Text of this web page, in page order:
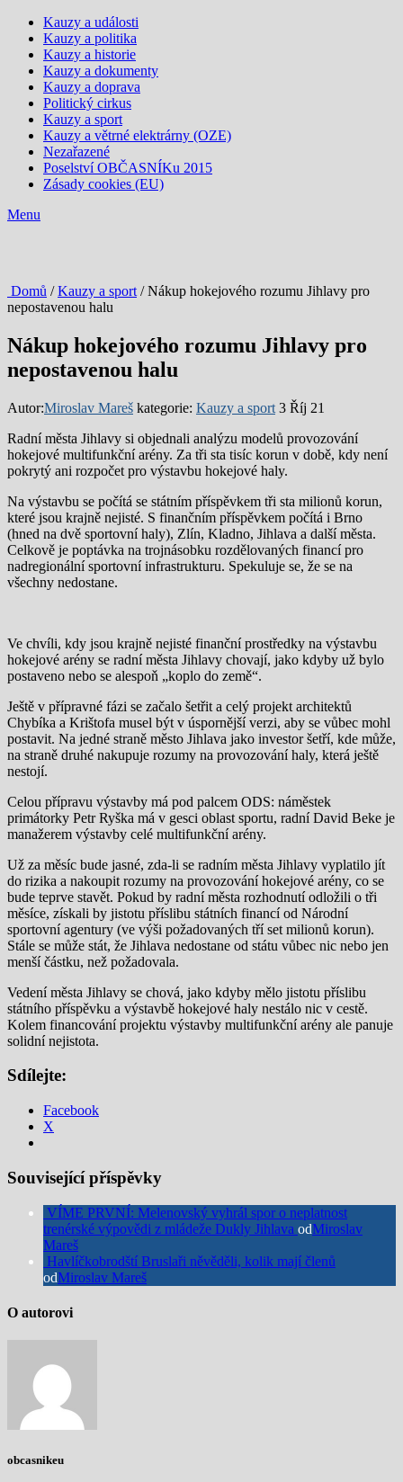
Kauzy a události
Kauzy a politika
Kauzy a historie
Kauzy a dokumenty
Kauzy a doprava
Politický cirkus
Kauzy a sport
Kauzy a větrné elektrárny (OZE)
Nezařazené
Poselství OBČASNÍKu 2015
Zásady cookies (EU)
Menu
Domů /Kauzy a sport / Nákup hokejového rozumu Jihlavy pro
nepostavenou halu
Nákup hokejového rozumu Jihlavy pro
nepostavenou halu
Autor:Miroslav Mareš kategorie: Kauzy a sport 3 Říj 21
Radní města Jihlavy si objednali analýzu modelů provozování
hokejové multifunkční arény. Za tři sta tisíc korun v době, kdy není
pokrytý ani rozpočet pro výstavbu hokejové haly.
Na výstavbu se počítá se státním příspěvkem tři sta milionů korun,
které jsou krajně nejisté. S finančním příspěvkem počítá i Brno
(hned na dvě sportovní haly), Zlín, Kladno, Jihlava a další města.
Celkově je poptávka na trojnásobku rozdělovaných financí pro
nadregionální sportovní infrastrukturu. Spekuluje se, že se na
všechny nedostane.
Ve chvíli, kdy jsou krajně nejisté finanční prostředky na výstavbu
hokejové arény se radní města Jihlavy chovají, jako kdyby už bylo
postaveno nebo se alespoň „koplo do země“.
Ještě v přípravné fázi se začalo šetřit a celý projekt architektů
Chybíka a Krištofa musel být v úspornější verzi, aby se vůbec mohl
postavit. Na jedné straně město Jihlava jako investor šetří, kde může,
na straně druhé nakupuje rozumy na provozování haly, která ještě
nestojí.
Celou přípravu výstavby má pod palcem ODS: náměstek
primátorky Petr Ryška má v gesci oblast sportu, radní David Beke je
manažerem výstavby celé multifunkční arény.
Už za měsíc bude jasné, zda-li se radním města Jihlavy vyplatilo jít
do rizika a nakoupit rozumy na provozování hokejové arény, co se
bude teprve stavět. Pokud by radní města rozhodnutí odložili o tři
měsíce, získali by jistotu příslibu státních financí od Národní
sportovní agentury (ve výši požadovaných tří set milionů korun).
Stále se může stát, že Jihlava nedostane od státu vůbec nic nebo jen
menší částku, než požadovala.
Vedení města Jihlavy se chová, jako kdyby mělo jistotu příslibu
státního příspěvku a výstavbě hokejové haly nestálo nic v cestě.
Kolem financování projektu výstavby multifunkční arény ale panuje
solidní nejistota.
Sdílejte:
Facebook
X
Související příspěvky
VÍME PRVNÍ: Melenovský vyhrál spor o neplatnost
trenérské výpovědi z mládeže Dukly Jihlava odMiroslav
Mareš
Havlíčkobrodští Bruslaři něvěděli, kolik mají členů
odMiroslav Mareš
O autorovi
obcasnikeu